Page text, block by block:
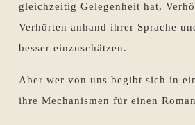
gleichzeitig Gelegenheit hat,
Verhörten anhand ihrer Sprache
besser einzuschätzen.
Aber wer von uns begibt sich in
ihre Mechanismen für einen